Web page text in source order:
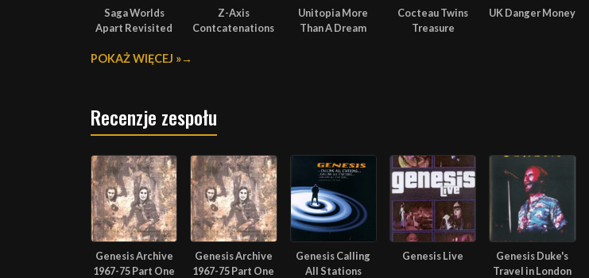
Saga Worlds
Apart Revisited
Z-Axis
Contcatenations
Unitopia More
Than A Dream
Cocteau Twins
Treasure
UK Danger Money
POKAŻ WIĘCEJ »
Recenzje zespołu
Genesis Archive
1967-75 Part One
Genesis Archive
1967-75 Part One
Genesis Calling
All Stations
Genesis Live
Genesis Duke's
Travel in London